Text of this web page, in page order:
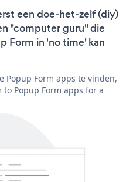
een doe-het-zelf (diy)
"computer guru" die
Form in 'no time' kan
Popup Form apps te vinden,
Popup Form apps for a